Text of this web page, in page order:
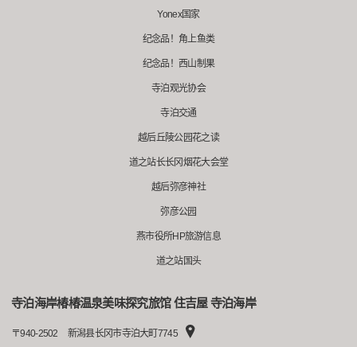
Yonex国家
纪念品！角上鱼类
纪念品！西山制果
寺泊观光协会
寺泊交通
越后丘陵公园花之读
道之站长长冈烟花大会堂
越后弥彦神社
弥彦公园
燕市役所HP旅游信息
道之站国头
寺泊海岸椿椿温泉美味探究旅馆 住吉屋 寺泊海岸
〒940-2502 新潟县长冈市寺泊大町7745